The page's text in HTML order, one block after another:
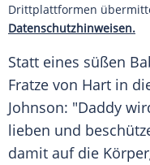
Drittplattformen
Datenschutzhinweisen.
Statt eines süßen
Fratze von Hart in
Johnson: "Daddy
lieben und
damit auf die